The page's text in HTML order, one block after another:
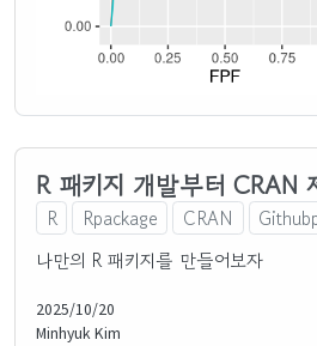
R 패키지 개발부터 CRAN
R Rpackage CRAN
나만의 R 패키지를 만들어보자
2025/10/20
Minhyuk Kim